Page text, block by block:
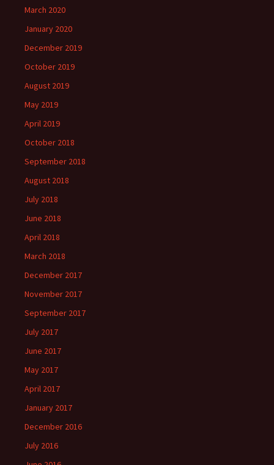
March 2020
January 2020
December 2019
October 2019
August 2019
May 2019
April 2019
October 2018
September 2018
August 2018
July 2018
June 2018
April 2018
March 2018
December 2017
November 2017
September 2017
July 2017
June 2017
May 2017
April 2017
January 2017
December 2016
July 2016